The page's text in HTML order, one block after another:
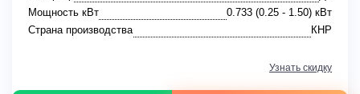
Мощность кВт
0.733 (0.25 - 1.50) кВт
Страна производства
КНР
Узнать скидку